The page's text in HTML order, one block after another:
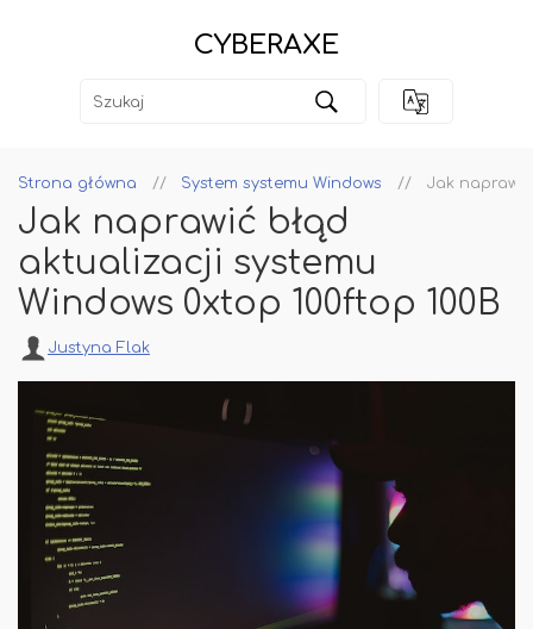
CYBERAXE
Strona główna System systemu Windows Jak
Jak naprawić błąd
aktualizacji systemu
Windows 0xtop 100ftop 100B
Justyna Flak